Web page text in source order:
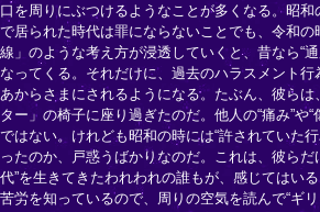
口を周りにぶつけるようなことが多くなる。昭和
で居られた時代は罪にならないことでも、令和
線」のような考え方が浸透していくと、昔なら“
なってくる。それだけに、過去のハラスメント行
あからさまにされるようになる。たぶん、彼らは
ター」の椅子に座り過ぎたのだ。他人の“痛み”や
ではない。けれども昭和の時には“許されていた
ったのか、戸惑うばかりなのだ。これは、彼らだ
代”を生きてきたわれわれの誰もが、感じてはい
苦労を知っているので、周りの空気を読んで“ギ